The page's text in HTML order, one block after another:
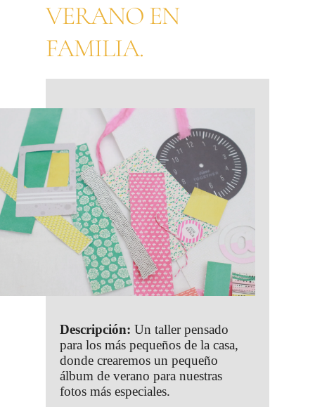
VERANO EN
FAMILIA.
Descripción: Un taller pensado
para los más pequeños de la casa,
donde crearemos un pequeño
álbum de verano para nuestras
fotos más especiales.